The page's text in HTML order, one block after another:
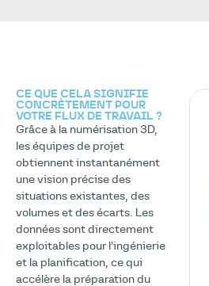
CE QUE CELA SIGNIFIE
CONCRÈTEMENT POUR
VOTRE FLUX DE TRAVAIL ?
Grâce à la numérisation 3D,
les équipes de projet
obtiennent instantanément
une vision précise des
situations existantes, des
volumes et des écarts. Les
données sont directement
exploitables pour l’ingénierie
et la planification, ce qui
accélère la préparation du